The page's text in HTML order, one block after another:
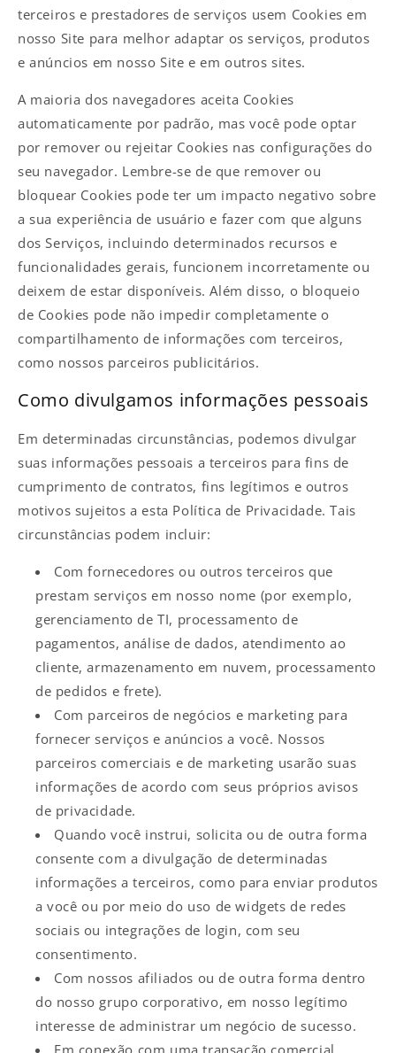
terceiros e prestadores de serviços usem Cookies em
nosso Site para melhor adaptar os serviços, produtos
e anúncios em nosso Site e em outros sites.
A maioria dos navegadores aceita Cookies
automaticamente por padrão, mas você pode optar
por remover ou rejeitar Cookies nas configurações do
seu navegador. Lembre-se de que remover ou
bloquear Cookies pode ter um impacto negativo sobre
a sua experiência de usuário e fazer com que alguns
dos Serviços, incluindo determinados recursos e
funcionalidades gerais, funcionem incorretamente ou
deixem de estar disponíveis. Além disso, o bloqueio
de Cookies pode não impedir completamente o
compartilhamento de informações com terceiros,
como nossos parceiros publicitários.
Como divulgamos informações pessoais
Em determinadas circunstâncias, podemos divulgar
suas informações pessoais a terceiros para fins de
cumprimento de contratos, fins legítimos e outros
motivos sujeitos a esta Política de Privacidade. Tais
circunstâncias podem incluir:
Com fornecedores ou outros terceiros que
prestam serviços em nosso nome (por exemplo,
gerenciamento de TI, processamento de
pagamentos, análise de dados, atendimento ao
cliente, armazenamento em nuvem, processamento
de pedidos e frete).
Com parceiros de negócios e marketing para
fornecer serviços e anúncios a você. Nossos
parceiros comerciais e de marketing usarão suas
informações de acordo com seus próprios avisos
de privacidade.
Quando você instrui, solicita ou de outra forma
consente com a divulgação de determinadas
informações a terceiros, como para enviar produtos
a você ou por meio do uso de widgets de redes
sociais ou integrações de login, com seu
consentimento.
Com nossos afiliados ou de outra forma dentro
do nosso grupo corporativo, em nosso legítimo
interesse de administrar um negócio de sucesso.
Em conexão com uma transação comercial,